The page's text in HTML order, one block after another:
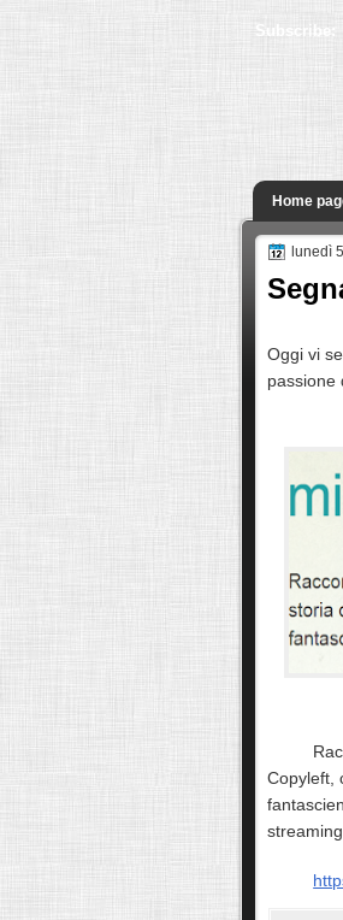
Subscribe:
Home
lunedì
Oggi vi
passione
Copyleft,